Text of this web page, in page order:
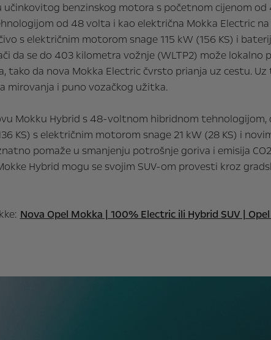
benzinskog motora s početnom cijenom
od 48 volta i kao električna Mokka Electric
s električnim motorom snage 115 kW (156 KS) i
da se do 403 kilometra vožnje (WLTP2) može lokalno
tako da nova Mokka Electric čvrsto prianja uz cestu.
mirovanja i puno vozačkog užitka.
Mokku Hybrid s 48-voltnom hibridnom tehnologijom,
KS) s električnim motorom snage 21 kW (28 KS) i
pomaže u smanjenju potrošnje goriva i emisija
Hybrid mogu se svojim SUV-om provesti kroz
Nova Opel Mokka | 100% Electric ili Hybrid SUV | Opel